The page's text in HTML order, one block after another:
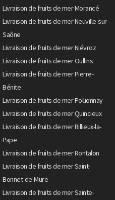
Livraison de fruits de mer Morancé
Livraison de fruits de mer Neuville-sur-
Saône
Livraison de fruits de mer Niévroz
Livraison de fruits de mer Oullins
Livraison de fruits de mer Pierre-
Bénite
Livraison de fruits de mer Pollionnay
Livraison de fruits de mer Quincieux
Livraison de fruits de mer Rillieux-la-
Pape
Livraison de fruits de mer Rontalon
Livraison de fruits de mer Saint-
Bonnet-de-Mure
Livraison de fruits de mer Sainte-